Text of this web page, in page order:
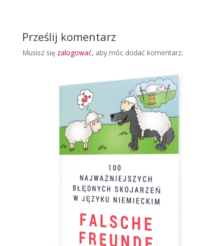
Prześlij komentarz
Musisz się zalogować, aby móc dodać komentarz.